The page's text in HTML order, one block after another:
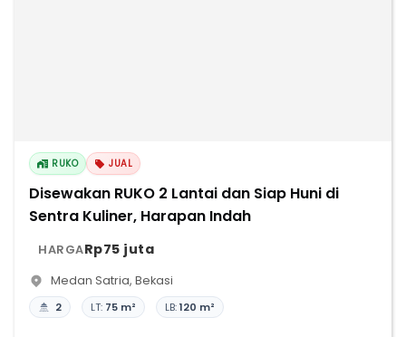
RUKO JUAL
Disewakan RUKO 2 Lantai dan Siap Huni di
Sentra Kuliner, Harapan Indah
HARGARp75 juta
Medan Satria, Bekasi
2 LT: 75 m² LB:120 m²